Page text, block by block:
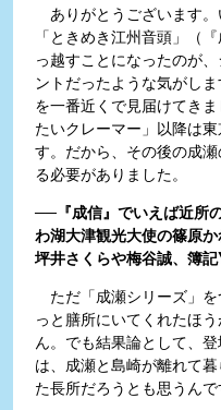
ありがとうございます。
「ときめき江州音頭」（
っ越すことになったのが
ントだったような気がし
を一番近くで見届けてき
たいクレーマー」以降は
す。だから、その後の成
る必要がありました。
──『成信』でいえば近所
わ湖大津観光大使の篠原
坪井さくらや梅谷誠、簿
ただ「成瀬シリーズ」
っと膳所にいてくれたほ
ん。でも結果論として、
は、成瀬と島崎が離れて
た長所だろうとも思うんで